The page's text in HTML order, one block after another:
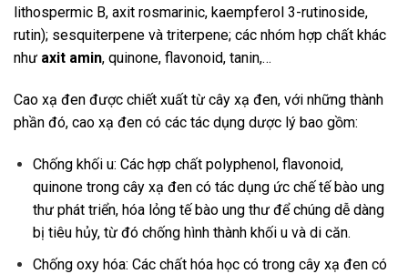
lithospermic B, axit rosmarinic, kaempferol 3-rutinoside,
rutin); sesquiterpene và triterpene; các nhóm hợp chất khác
như axit amin, quinone, flavonoid, tanin,…
Cao xạ đen được chiết xuất từ cây xạ đen, với những thành
phần đó, cao xạ đen có các tác dụng dược lý bao gồm:
Chống khối u: Các hợp chất polyphenol, flavonoid,
quinone trong cây xạ đen có tác dụng ức chế tế bào ung
thư phát triển, hóa lỏng tế bào ung thư để chúng dễ dàng
bị tiêu hủy, từ đó chống hình thành khối u và di căn.
Chống oxy hóa: Các chất hóa học có trong cây xạ đen có